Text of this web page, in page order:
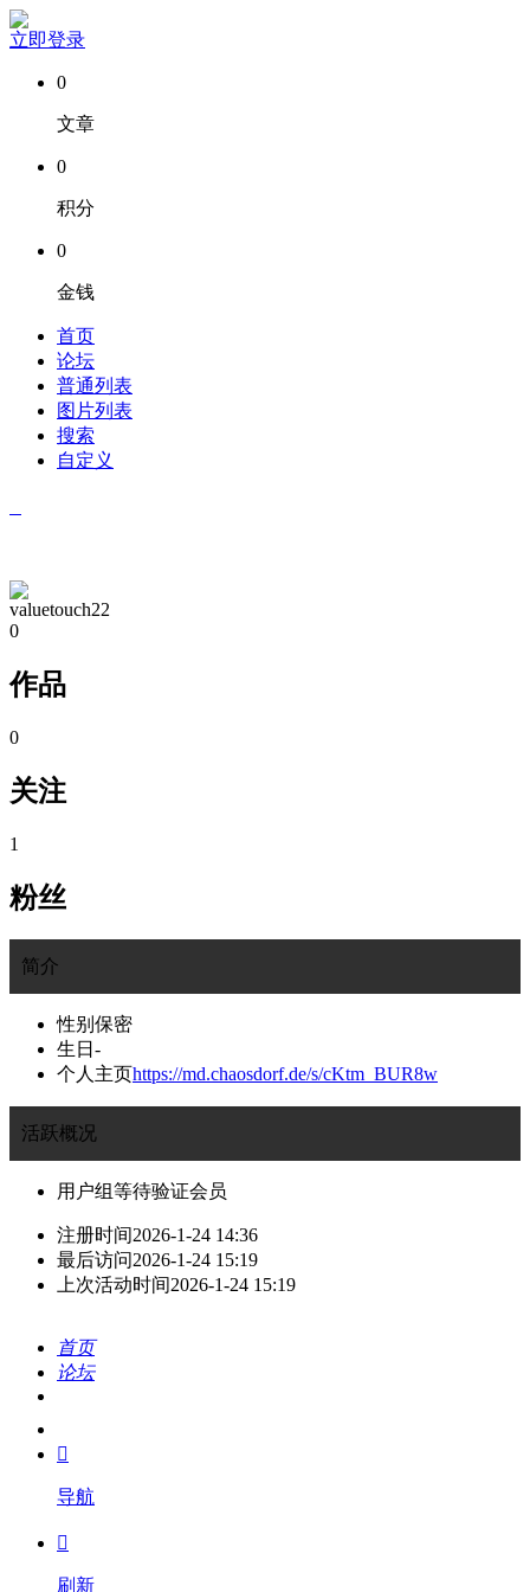
立即登录
0
文章
0
积分
0
金钱
首页
论坛
普通列表
图片列表
搜索
自定义
valuetouch22
0
作品
0
关注
1
粉丝
简介
性别 保密
生日 -
个人主页https://md.chaosdorf.de/s/cKtm_BUR8w
活跃概况
用户组等待验证会员
注册时间2026-1-24 14:36
最后访问2026-1-24 15:19
上次活动时间2026-1-24 15:19
首页
论坛
我的

导航

刷新